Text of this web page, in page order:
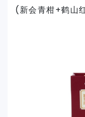
(新会青柑+鹤山